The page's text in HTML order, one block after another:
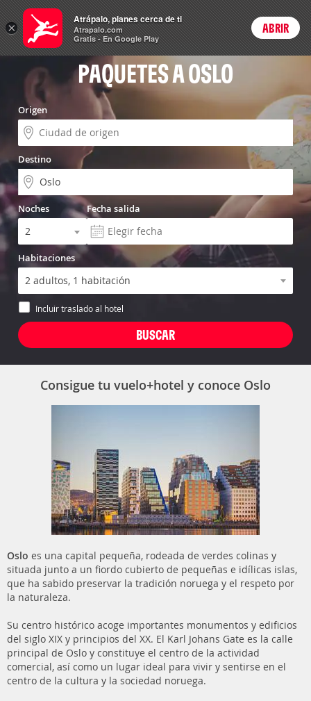
Vuelo+Hotel Login
PAQUETES A OSLO
Origen
Destino
Noches Fecha salida
Habitaciones
Incluir traslado al hotel
Consigue tu vuelo+hotel y conoce Oslo
Oslo es una capital pequeña, rodeada de verdes colinas y
situada junto a un fiordo cubierto de pequeñas e idílicas islas,
que ha sabido preservar la tradición noruega y el respeto por
la naturaleza.
Su centro histórico acoge importantes monumentos y edificios
del siglo XIX y principios del XX. El Karl Johans Gate es la calle
principal de Oslo y constituye el centro de la actividad
comercial, así como un lugar ideal para vivir y sentirse en el
centro de la cultura y la sociedad noruega.
×
Atrápalo, planes cerca de ti
Atrapalo.com
Gratis - En Google Play
ABRIR